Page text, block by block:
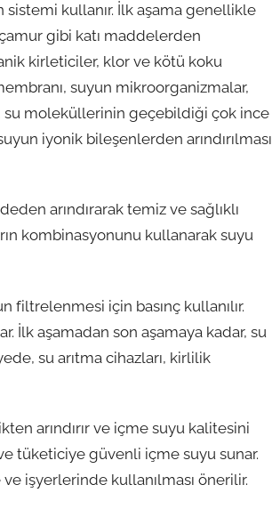
kullanır. İlk aşama genellikle
gibi katı maddelerden
kirleticiler, klor ve kötü koku
suyun mikroorganizmalar,
su moleküllerinin geçebildiği çok ince
iyonik bileşenlerden arındırılması
arındırarak temiz ve sağlıklı
kombinasyonunu kullanarak suyu
filtrelenmesi için basınç kullanılır.
İlk aşamadan son aşamaya kadar, su
su arıtma cihazları, kirlilik
arındırır ve içme suyu kalitesini
tüketiciye güvenli içme suyu sunar.
işyerlerinde kullanılması önerilir.